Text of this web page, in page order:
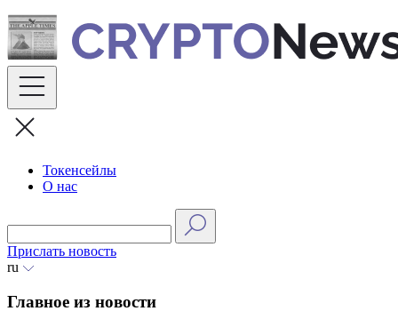
Skip
to
content
Токенсейлы
О нас
Прислать новость
ru
Главное из новости